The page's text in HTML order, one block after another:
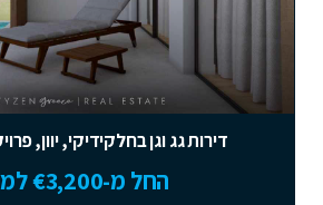
דירות גג וגן בחלקידיקי, יוון,
החל מ-€3,200 למ״ר